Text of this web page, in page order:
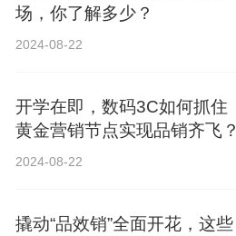
场，你了解多少？
2024-08-22
开学在即，数码3C如何抓住
黄金营销节点实现品销齐飞？
2024-08-22
撬动“品效销”全面开花，这些